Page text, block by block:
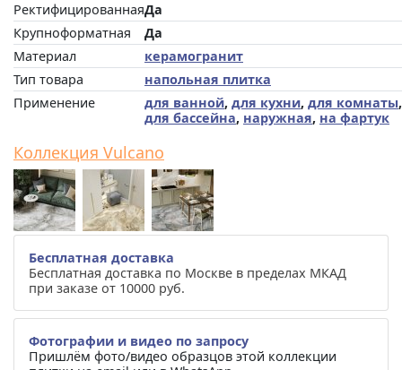
РектифицированнаяДа
Крупноформатная
Да
Материал
керамогранит
Тип товара
напольная плитка
Применение
для ванной, для кухни, для комнаты,
для бассейна, наружная, на фартук
Коллекция Vulcano
Бесплатная доставка
Бесплатная доставка по Москве в пределах МКАД
при заказе от 10000 руб.
Фотографии и видео по запросу
Пришлём фото/видео образцов этой коллекции